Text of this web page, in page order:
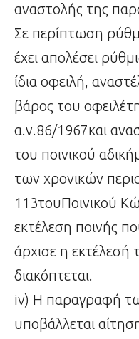
αναστολής της
Σε περίπτωση
έχει απολέσει
ίδια οφειλή,
βάρος του
α.ν.86/1967και
του ποινικού
των χρονικών
113τουΠοινικού
εκτέλεση ποινής
άρχισε η εκτέλεσή
διακόπτεται.
iv) Η παραγραφή
υποβάλλεται